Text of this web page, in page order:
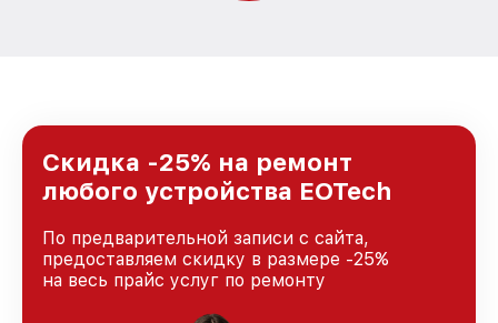
Скидка -25% на ремонт
любого устройства EOTech
По предварительной записи с сайта,
предоставляем скидку в размере -25%
на весь прайс услуг по ремонту